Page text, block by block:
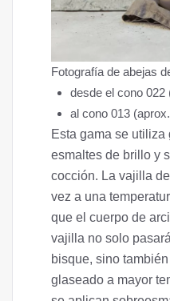
Fotografía de abejas
desde el cono 022
al cono 013
Esta gama se
esmaltes de brillo y
cocción. La vajilla
vez a una
que el cuerpo de
vajilla no solo
bisque, sino
glaseado a mayor